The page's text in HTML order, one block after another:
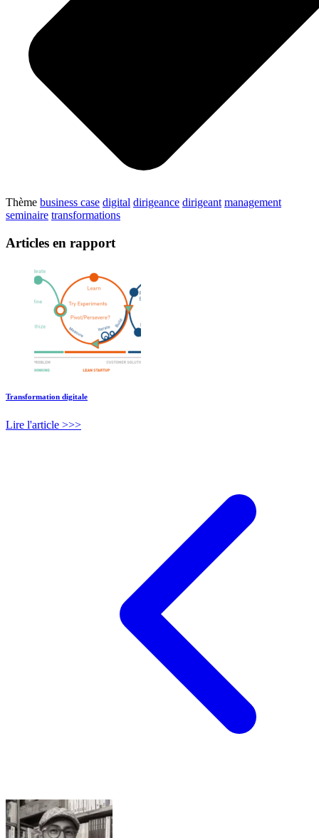
Thème business case digital dirigeance dirigeant management
seminaire transformations
Articles en rapport
Transformation digitale
Lire l'article >>>